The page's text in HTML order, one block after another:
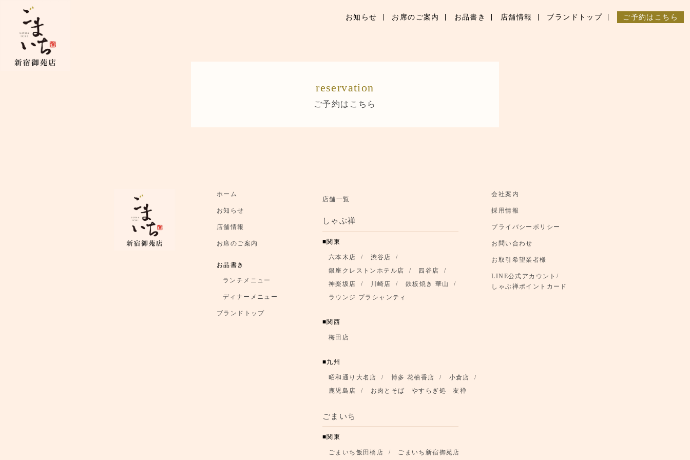
お知らせ お席のご案内 お品書き 店舗情報 ブランドトップ ご予約はこちら
reservation
ご予約はこちら
ホーム
お知らせ
店舗情報
お席のご案内
お品書き
ランチメニュー
ディナーメニュー
ブランドトップ
店舗一覧
しゃぶ禅
関東
六本木店
渋谷店
銀座クレストンホテル店
四谷店
神楽坂店
川崎店
鉄板焼き 華山
ラウンジ プラシャンティ
関西
梅田店
九州
昭和通り大名店 博多 花柚香店
小倉店
鹿児島店
お肉とそば やすらぎ処 友禅
ごまいち
関東
ごまいち飯田橋店 ごまいち新宿御苑店
会社案内
採用情報
プライバシーポリシー
お問い合わせ
お取引希望業者様
LINE公式アカウント/
しゃぶ禅ポイントカード